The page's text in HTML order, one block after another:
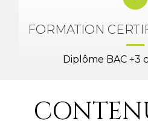
FORMATION
Diplôme BAC +3